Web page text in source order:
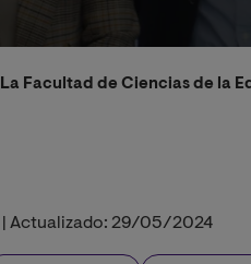
La Facultad de Ciencias de la
Actualizado: 29/05/2024